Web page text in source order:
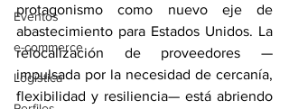
Eventos
e-commerce
Logística
protagonismo como nuevo eje de
abastecimiento para Estados Unidos. La
relocalización de proveedores —
impulsada por la necesidad de cercanía,
flexibilidad y resiliencia— está abriendo